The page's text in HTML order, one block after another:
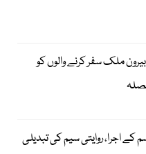
ملک سفر کرنے والوں کو
اجرا، روایتی سیم کی تبدیلی